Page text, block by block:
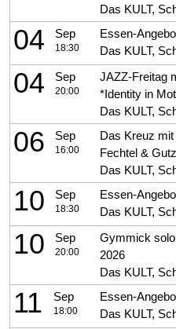
Das KULT,
04 Sep
18:30
Essen-
Das KULT,
04 Sep
20:00
JAZZ-Freitag
*Identity in
Das KULT,
06 Sep
16:00
Das Kreuz
Fechtel &
Das KULT,
10 Sep
18:30
Essen-
Das KULT,
10 Sep
20:00
Gymmick
2026
Das KULT,
11 Sep
18:00
Essen-
Das KULT,